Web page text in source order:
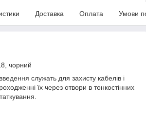
Доставка Оплата Умови
чорний
служать для захисту кабелів і
їх через отвори в тонкостінних